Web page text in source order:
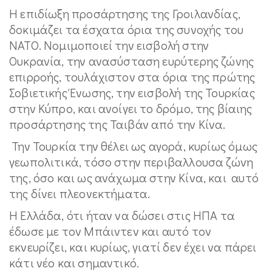
Η επιδίωξη προσάρτησης της Γροιλανδίας,
δοκιμάζει τα έσχατα όρια της συνοχής του
ΝΑΤΟ. Νομιμοποιεί την εισβολή στην
Ουκρανία, την ανασύσταση ευρύτερης ζώνης
επιρροής, τουλάχιστον στα όρια της πρώτης
Σοβιετικής Ένωσης, την εισβολή της Τουρκίας
στην Κύπρο, και ανοίγει το δρόμο, της βίαιης
προσάρτησης της Ταιβάν από την Κίνα.
Την Τουρκία την θέλει ως αγορά, κυρίως όμως
γεωπολιτικά, τόσο στην περιβαλλουσα ζώνη
της, όσο και ως ανάχωμα στην Κίνα, και αυτό
της δίνει πλεονεκτήματα.
Η Ελλάδα, ότι ήταν να δώσει στις ΗΠΑ τα
έδωσε με τον Μπάιντεν και αυτό τον
εκνευρίζει, και κυρίως, γιατί δεν έχει να πάρει
κάτι νέο και σημαντικό.